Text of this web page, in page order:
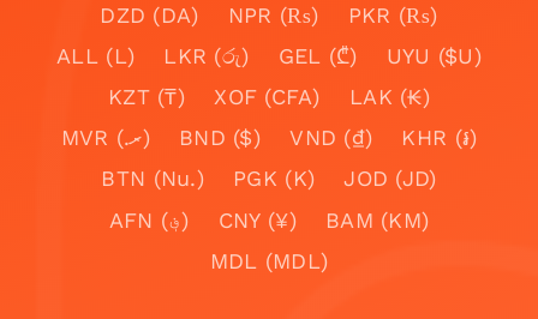
DZD (DA)
NPR (₨)
PKR (₨)
ALL (L)
LKR (රු) GEL (₾)
UYU ($U)
KZT (₸)
XOF (CFA)
LAK (₭)
MVR (.ރ)
BND ($) VND (₫)
KHR (៛)
BTN (Nu.)
PGK (K)
JOD (JD)
AFN (؋)
CNY (¥)
BAM (KM)
MDL (MDL)